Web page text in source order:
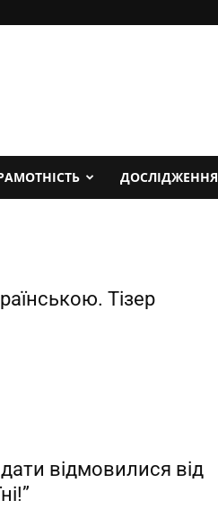
ДОСЛІДЖЕННЯ
Тізер
відмовилися від